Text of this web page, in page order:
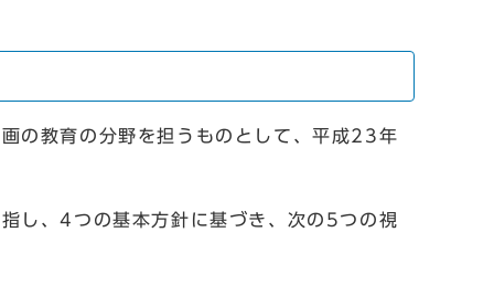
の教育の分野を担うものとして、平成23年
、4つの基本方針に基づき、次の5つの視